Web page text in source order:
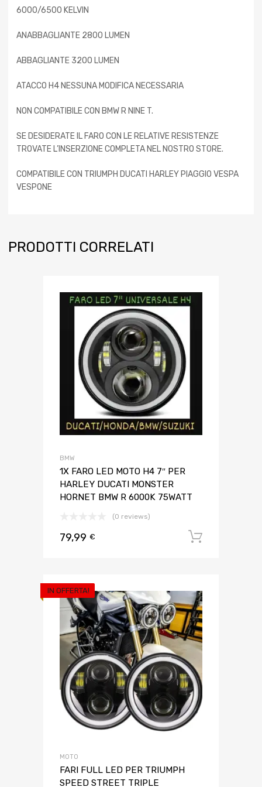
6000/6500 KELVIN
ANABBAGLIANTE 2800 LUMEN
ABBAGLIANTE 3200 LUMEN
ATACCO H4 NESSUNA MODIFICA NECESSARIA
NON COMPATIBILE CON BMW R NINE T.
SE DESIDERATE IL FARO CON LE RELATIVE RESISTENZE
TROVATE L’INSERZIONE COMPLETA NEL NOSTRO STORE.
COMPATIBILE CON TRIUMPH DUCATI HARLEY PIAGGIO VESPA
VESPONE
PRODOTTI CORRELATI
BMW
1X FARO LED MOTO H4 7″ PER
HARLEY DUCATI MONSTER
HORNET BMW R 6000K 75WATT
(0 reviews)
79,99 €
IN OFFERTA!
MOTO
FARI FULL LED PER TRIUMPH
SPEED STREET TRIPLE